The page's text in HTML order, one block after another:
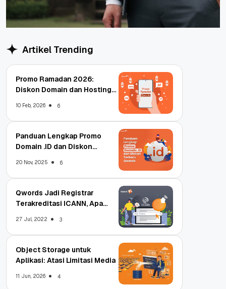
Artikel Trending
Promo Ramadan 2026:
Diskon Domain dan Hosting
10 Feb, 2026 6
Panduan Lengkap Promo
Domain .ID dan Diskon
20 Nov, 2025 6
Qwords Jadi Registrar
Terakreditasi ICANN, Apa
27 Jul, 2022 3
Object Storage untuk
Aplikasi: Atasi Limitasi Media
11 Jun, 2026 4